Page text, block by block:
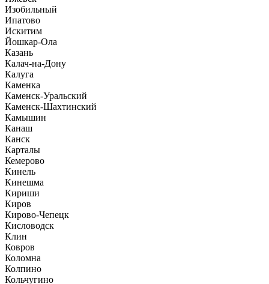
Изобильный
Ипатово
Искитим
Йошкар-Ола
Казань
Калач-на-Дону
Калуга
Каменка
Каменск-Уральский
Каменск-Шахтинский
Камышин
Канаш
Канск
Карталы
Кемерово
Кинель
Кинешма
Кириши
Киров
Кирово-Чепецк
Кисловодск
Клин
Ковров
Коломна
Колпино
Кольчугино